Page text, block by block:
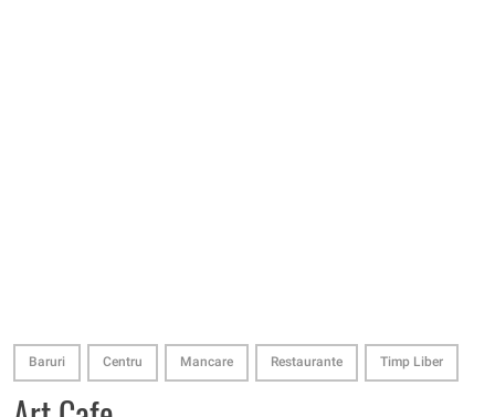
Baruri Centru Mancare Restaurante Timp Liber